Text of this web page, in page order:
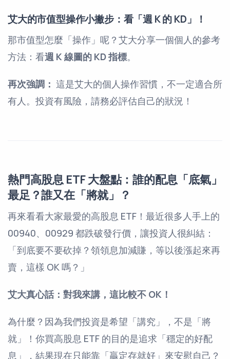
艾大的市值型操作小撇步：看「週 K 的 KD」！
那市值型怎麼「操作」呢？艾大分享一個個人的參考
方法：看週 K 線圖的 KD 指標。
再次強調： 這是艾大的個人操作習慣，不一定適合所
有人。投資有風險，請務必評估自己的狀況！
熱門高股息 ETF 大盤點：誰的配息「底氣」
最足？誰又在「將就」？
再來看看大家最愛的高股息 ETF！最近很多人手上的
00940、00929 都跌破發行價，讓投資人很糾結：
「到底要不要砍掉？領領息加減賺，等以後漲起來再
賣，這樣 OK 嗎？」
艾大真心話：對我來講，這比較不 OK！
為什麼？因為我們投資是希望「講究」，不是「將
就」！你買高股息 ETF 的目的是追求「穩定的好配
息」，結果現在只能靠「贏定存就好」來安慰自己？